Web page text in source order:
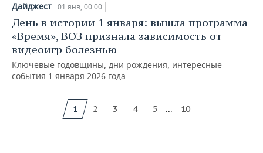
Дайджест 01 янв, 00:00
День в истории 1 января: вышла программа
«Время», ВОЗ признала зависимость от
видеоигр болезнью
Ключевые годовщины, дни рождения, интересные
события 1 января 2026 года
1 2 3 4 5 ... 10